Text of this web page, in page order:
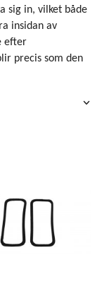
sig in, vilket både
insidan av
efter
precis som den